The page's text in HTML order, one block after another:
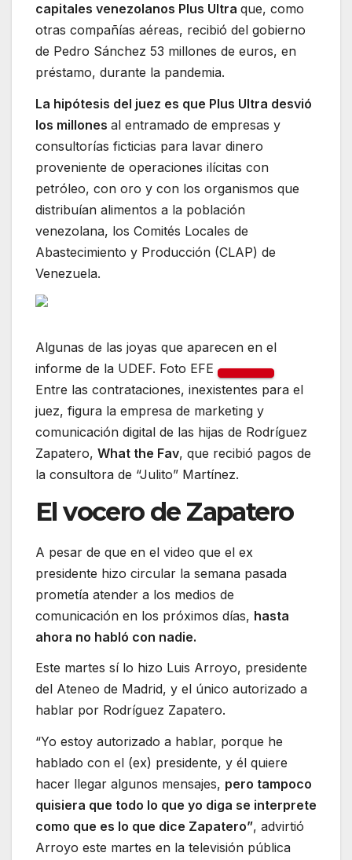
capitales venezolanos Plus Ultra que, como
otras compañías aéreas, recibió del gobierno
de Pedro Sánchez 53 millones de euros, en
préstamo, durante la pandemia.
La hipótesis del juez es que Plus Ultra desvió
los millones al entramado de empresas y
consultorías ficticias para lavar dinero
proveniente de operaciones ilícitas con
petróleo, con oro y con los organismos que
distribuían alimentos a la población
venezolana, los Comités Locales de
Abastecimiento y Producción (CLAP) de
Venezuela.
Algunas de las joyas que aparecen en el
informe de la UDEF. Foto EFE
Entre las contrataciones, inexistentes para el
juez, figura la empresa de marketing y
comunicación digital de las hijas de Rodríguez
Zapatero, What the Fav, que recibió pagos de
la consultora de “Julito” Martínez.
El vocero de Zapatero
A pesar de que en el video que el ex
presidente hizo circular la semana pasada
prometía atender a los medios de
comunicación en los próximos días, hasta
ahora no habló con nadie.
Este martes sí lo hizo Luis Arroyo, presidente
del Ateneo de Madrid, y el único autorizado a
hablar por Rodríguez Zapatero.
“Yo estoy autorizado a hablar, porque he
hablado con el (ex) presidente, y él quiere
hacer llegar algunos mensajes, pero tampoco
quisiera que todo lo que yo diga se interprete
como que es lo que dice Zapatero”, advirtió
Arroyo este martes en la televisión pública